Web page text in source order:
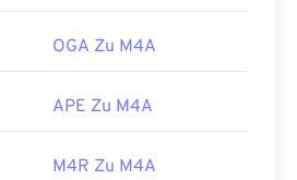
OGA Zu M4A
APE Zu M4A
M4R Zu M4A